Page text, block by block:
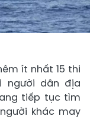
ít nhất 15 thi
người dân địa
tiếp tục tìm
khác may